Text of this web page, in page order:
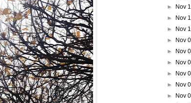
►
Nov
►
Nov
►
Nov
►
Nov
►
Nov
►
Nov
►
Nov
►
Nov
►
Nov